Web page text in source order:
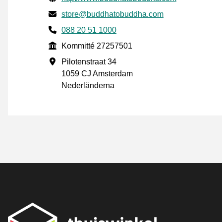
E-post
store@buddhatobuddha.com
Phone number
088 20 51 1000
Kommitté
Kommitté 27257501
Företagsadress
Pilotenstraat 34
1059 CJ Amsterdam
Nederländerna